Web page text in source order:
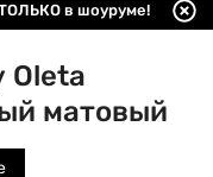
в шоуруме!
Oleta
матовый